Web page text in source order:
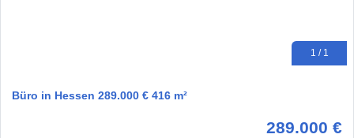
1 / 1
Büro in Hessen 289.000 € 416 m²
289.000 €